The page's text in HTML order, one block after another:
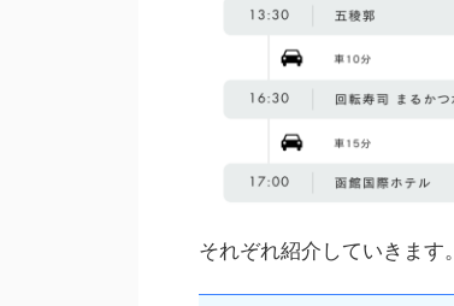
それぞれ紹介していきます。